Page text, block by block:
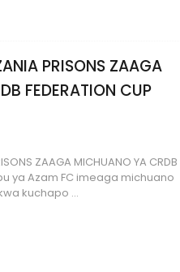
PRISONS ZAAGA
FEDERATION CUP
ZAAGA MICHUANO YA CRDB
ya Azam FC imeaga michuano
kuchapo ...